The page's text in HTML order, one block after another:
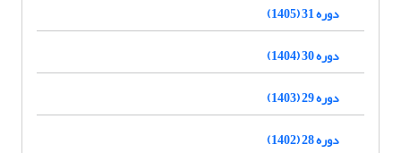
دوره 31 (1405)
دوره 30 (1404)
دوره 29 (1403)
دوره 28 (1402)